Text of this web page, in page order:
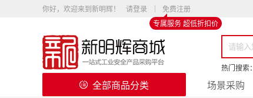
你好，欢迎来到新明辉！ 请登录
免费注册
专属服务 超低折扣价
热门搜索：
全部商品分类 场景采购